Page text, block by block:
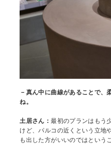
－真ん中に曲線があることで、
ね。
土居さん：最初のプランはもう
けど、パルコの近くという立地
も出した方がいいのではという